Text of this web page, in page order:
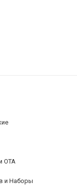
ОТА
и Наборы